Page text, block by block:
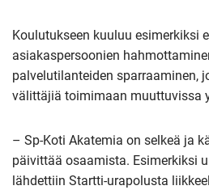
Koulutukseen kuuluu esimerkiksi
asiakaspersoonien
palvelutilanteiden sparraaminen,
välittäjiä toimimaan muuttuvissa
– Sp-Koti Akatemia on selkeä ja
päivittää osaamista. Esimerkiksi
lähdettiin Startti-urapolusta